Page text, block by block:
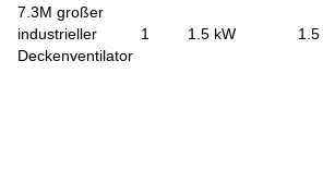
7.3M großer
industrieller
Deckenventilator
1 1.5 kW 1.5